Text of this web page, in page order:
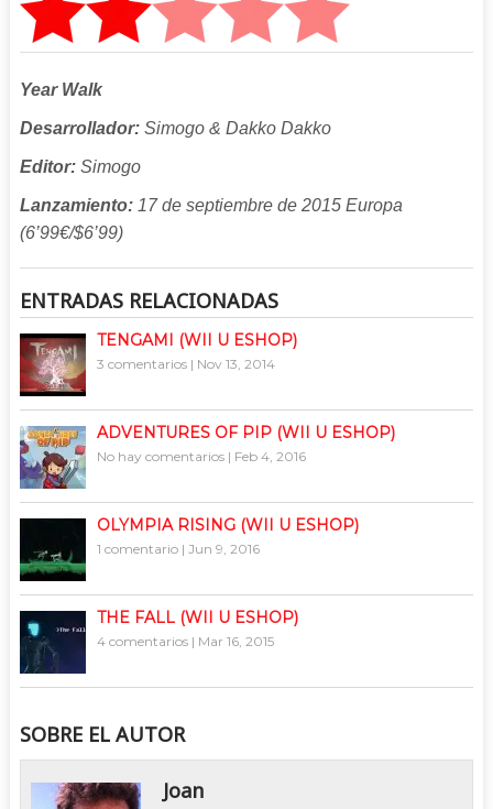
Year Walk
Desarrollador:Simogo & Dakko Dakko
Editor:Simogo
Lanzamiento:17 de septiembre de 2015 Europa
(6’99€/$6’99)
ENTRADAS RELACIONADAS
TENGAMI (WII U ESHOP)
3 comentarios| Nov 13, 2014
ADVENTURES OF PIP (WII U ESHOP)
No hay comentarios| Feb 4, 2016
OLYMPIA RISING (WII U ESHOP)
1 comentario| Jun 9, 2016
THE FALL (WII U ESHOP)
4 comentarios| Mar 16, 2015
SOBRE EL AUTOR
Joan